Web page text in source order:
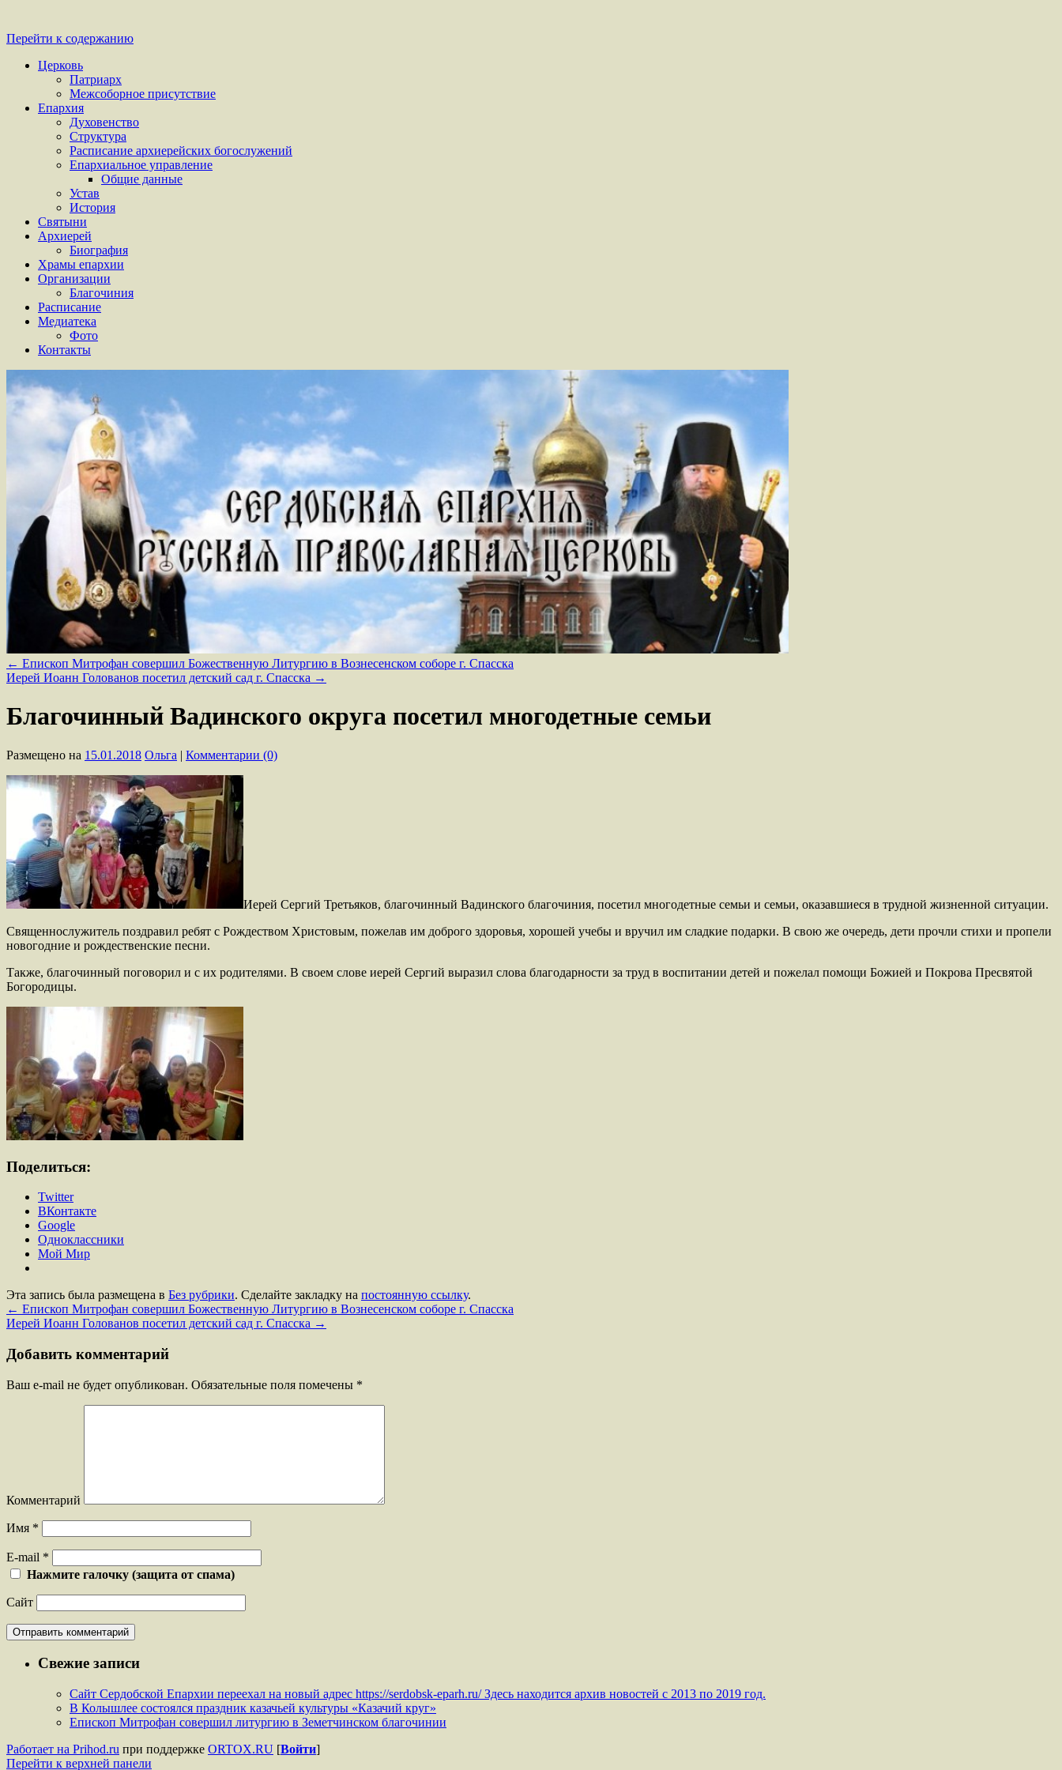
Перейти к содержанию
Церковь
Патриарх
Межсоборное присутствие
Епархия
Духовенство
Структура
Расписание архиерейских богослужений
Епархиальное управление
Общие данные
Устав
История
Святыни
Архиерей
Биография
Храмы епархии
Организации
Благочиния
Расписание
Медиатека
Фото
Контакты
← Епископ Митрофан совершил Божественную Литургию в Вознесенском соборе г. Спасска
Иерей Иоанн Голованов посетил детский сад г. Спасска →
Благочинный Вадинского округа посетил многодетные семьи
Размещено на 15.01.2018 Ольга | Комментарии (0)
Иерей Сергий Третьяков, благочинный Вадинского благочиния, посетил многодетные семьи и семьи, оказавшиеся в трудной жизненной ситуации.
Священнослужитель поздравил ребят с Рождеством Христовым, пожелав им доброго здоровья, хорошей учебы и вручил им сладкие подарки. В свою же очередь, дети прочли стихи и пропели
новогодние и рождественские песни.
Также, благочинный поговорил и с их родителями. В своем слове иерей Сергий выразил слова благодарности за труд в воспитании детей и пожелал помощи Божией и Покрова Пресвятой
Богородицы.
Поделиться:
Twitter
ВКонтакте
Google
Одноклассники
Мой Мир
Эта запись была размещена в Без рубрики. Сделайте закладку на постоянную ссылку.
← Епископ Митрофан совершил Божественную Литургию в Вознесенском соборе г. Спасска
Иерей Иоанн Голованов посетил детский сад г. Спасска →
Добавить комментарий
Ваш e-mail не будет опубликован. Обязательные поля помечены *
Комментарий
Имя *
E-mail *
Нажмите галочку (защита от спама)
Сайт
Свежие записи
Сайт Сердобской Епархии переехал на новый адрес https://serdobsk-eparh.ru/ Здесь находится архив новостей с 2013 по 2019 год.
В Колышлее состоялся праздник казачьей культуры «Казачий круг»
Епископ Митрофан совершил литургию в Земетчинском благочинии
Работает на Prihod.ru при поддержке ORTOX.RU [Войти]
Перейти к верхней панели